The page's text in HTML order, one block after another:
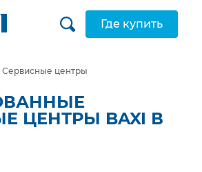
Где купить
Сервисные центры
ЦЕНТРЫ BAXI В